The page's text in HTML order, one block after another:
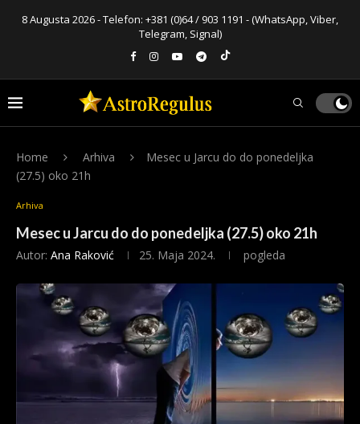
8 Augusta 2026 - Telefon: +381 (0)64 / 903 1191 - (WhatsApp, Viber,
Telegram, Signal)
Home Arhiva
Mesec u Jarcu do do ponedeljka
(27.5) oko 21h
Arhiva
Mesec u Jarcu do do ponedeljka (27.5) oko 21h
Autor: Ana Raković 25. Maja 2024. pogleda